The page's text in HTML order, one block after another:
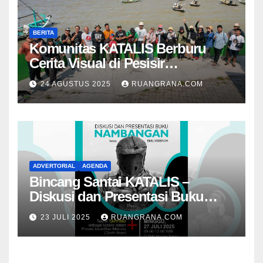
BERITA
Komunitas KATALIS Berburu
Cerita Visual di Pesisir
Nambangan
24 AGUSTUS 2025 RUANGRANA.COM
ADVERTORIAL AGENDA
Bincang Santai KATALIS –
Diskusi dan Presentasi Buku
Foto Nambangan
23 JULI 2025 RUANGRANA.COM